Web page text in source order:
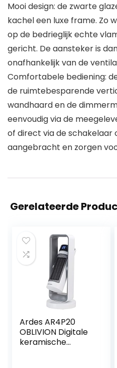
Mooi design: de zwarte
kachel een luxe frame. Zo
op de bedrieglijk echte
gericht. De aansteker is
onafhankelijk van de
Comfortabele bediening:
de ruimtebesparende
wandhaard en de
eenvoudig via de
of direct via de schakelaar
aangebracht en zorgen
Gerelateerde
Ardes AR4P20
OBLIVION Digitale
keramische